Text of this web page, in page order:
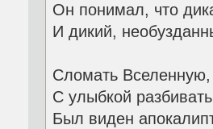
Он понимал, что
И дикий,
Сломать
С улыбкой
Был виден